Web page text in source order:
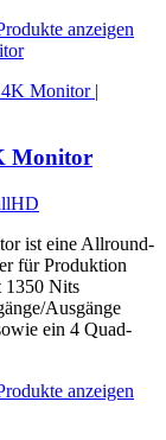
anzeigen
Monitor
ist eine Allround-
für Produktion
1350 Nits
Ausgänge
ein 4 Quad-
anzeigen